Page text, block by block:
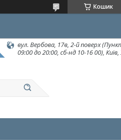
Кошик
вул. Вербова, 17в, 2-й поверх
09:00 до 20:00, сб-нд 10-16 00), Київ,